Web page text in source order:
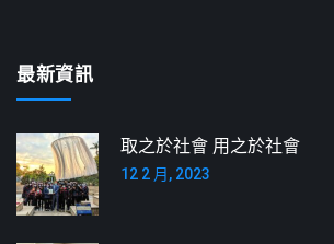
最新資訊
取之於社會 用之於社會
12 2 月, 2023